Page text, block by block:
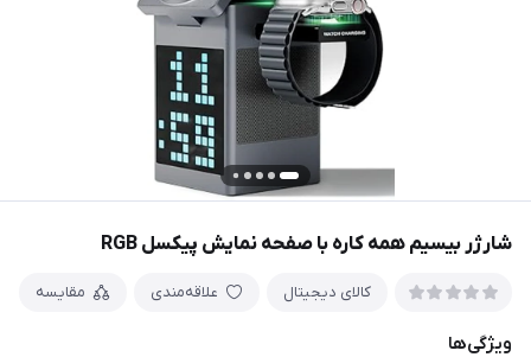
شارژر بیسیم همه کاره با صفحه نمایش پیکسل RGB
کالای دیجیتال علاقه‌مندی مقایسه
ویژگی‌ها